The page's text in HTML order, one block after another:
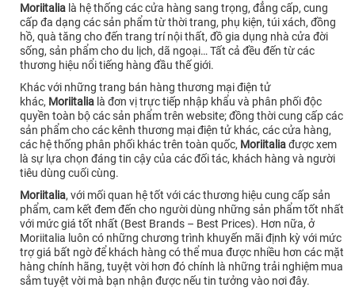
Moriitalia là hệ thống các cửa hàng sang trọng, đẳng cấp, cung
cấp đa dạng các sản phẩm từ thời trang, phụ kiện, túi xách, đồng
hồ, quà tăng cho đến trang trí nội thất, đồ gia dụng nhà cửa đời
sống, sản phẩm cho du lịch, dã ngoại… Tất cả đều đến từ các
thương hiệu nổi tiếng hàng đầu thế giới.
Khác với những trang bán hàng thương mại điện tử
khác, Moriitalia là đơn vị trực tiếp nhập khẩu và phân phối độc
quyền toàn bộ các sản phẩm trên website; đồng thời cung cấp các
sản phẩm cho các kênh thương mại điện tử khác, các cửa hàng,
các hệ thống phân phối khác trên toàn quốc, Moriitaliađược xem
là sự lựa chọn đáng tin cậy của các đối tác, khách hàng và người
tiêu dùng cuối cùng.
Moriitalia, với mối quan hệ tốt với các thương hiệu cung cấp sản
phẩm, cam kết đem đến cho người dùng những sản phẩm tốt nhất
với mức giá tốt nhất (Best Brands – Best Prices). Hơn nữa, ở
Moriitalia luôn có những chương trình khuyến mãi định kỳ với mức
trợ giá bất ngờ để khách hàng có thể mua được nhiều hơn các mặt
hàng chính hãng, tuyệt vời hơn đó chính là những trải nghiệm mua
sắm tuyệt vời mà bạn nhận được nếu tin tưởng vào nơi đây.